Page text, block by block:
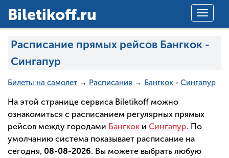
Toggle
Вiletikoff.ru
Расписание прямых рейсов Бангкок -
Сингапур
Билеты на самолет → Расписания → Бангкок - Сингапур
На этой странице сервиса Biletikoff можно
ознакомиться с расписанием регулярных прямых
рейсов между городами Бангкок и Сингапур. По
умолчанию система показывает расписание на
сегодня, 08-08-2026. Вы можете выбрать любую